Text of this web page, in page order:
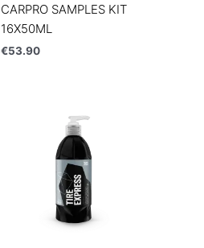
CARPRO SAMPLES KIT
16X50ML
€53.90
range:
through
€31.90